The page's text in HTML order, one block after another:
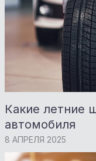
Какие летние
автомобиля
8 АПРЕЛЯ 2025